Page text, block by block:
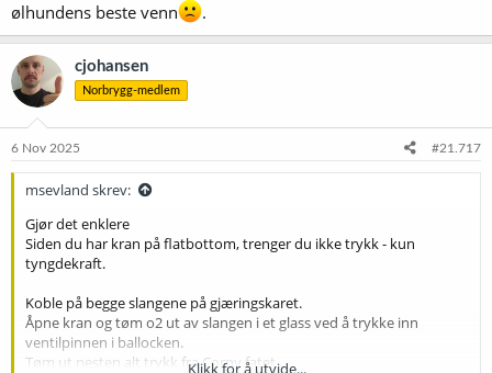
ølhundens beste venn
.
cjohansen
Norbrygg-medlem
6 Nov 2025 #21.717
msevland skrev:
Gjør det enklere
Siden du har kran på flatbottom, trenger du ikke trykk - kun
tyngdekraft.
Koble på begge slangene på gjæringskaret.
Åpne kran og tøm o2 ut av slangen i et glass ved å trykke inn
ventilpinnen i ballocken.
Tøm ut nesten alt trykk fra Corny fatet
Klikk for å utvide...